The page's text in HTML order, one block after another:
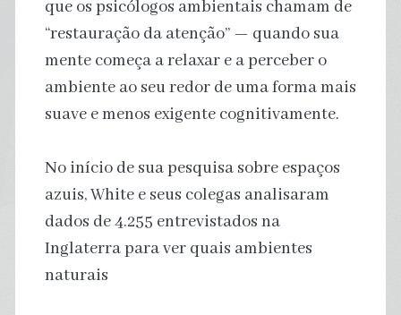
que os psicólogos ambientais chamam de
“restauração da atenção” — quando sua
mente começa a relaxar e a perceber o
ambiente ao seu redor de uma forma mais
suave e menos exigente cognitivamente.
No início de sua pesquisa sobre espaços
azuis, White e seus colegas analisaram
dados de 4.255 entrevistados na
Inglaterra para ver quais ambientes
naturais